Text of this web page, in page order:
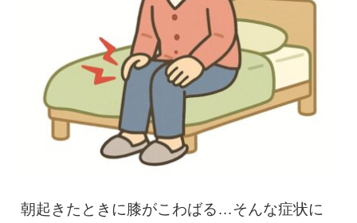
よくある質問
クリニック紹介
採用情報
朝起きたときに膝がこわばる…そんな症状に